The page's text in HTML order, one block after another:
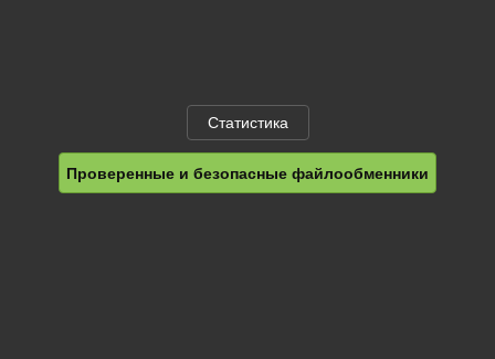
Статистика
Проверенные и безопасные файлообменники